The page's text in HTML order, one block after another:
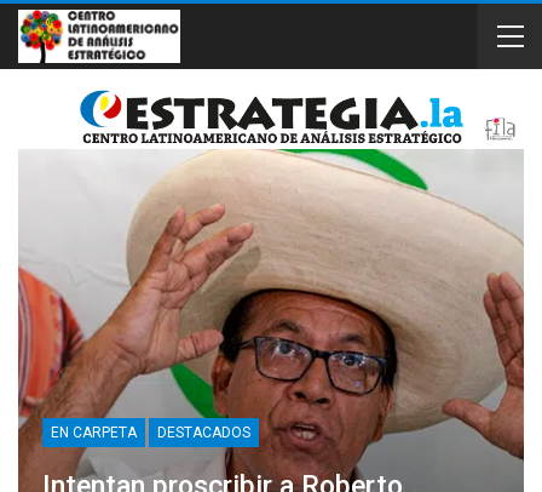
EN CARPETA DESTACADOS